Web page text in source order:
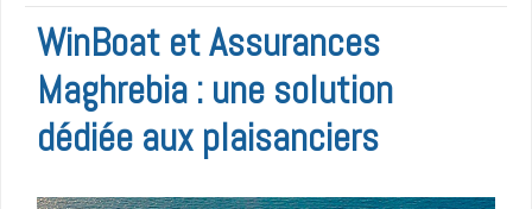
WinBoat et Assurances
Maghrebia : une solution
dédiée aux plaisanciers